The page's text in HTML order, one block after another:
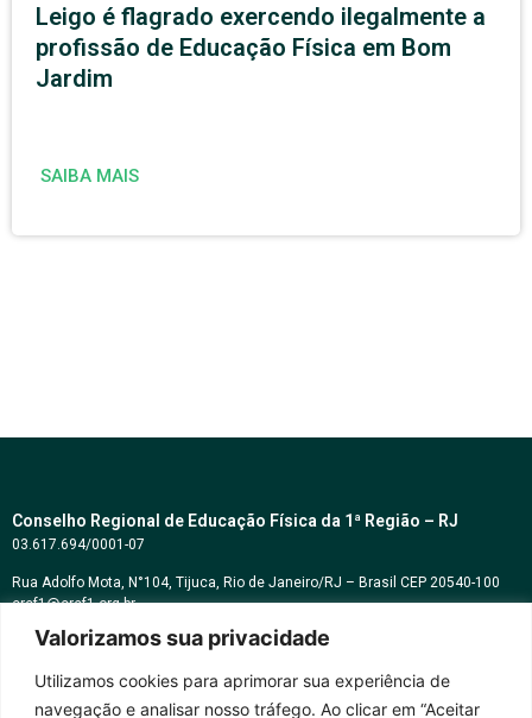
Valorizamos sua privacidade
Utilizamos cookies para aprimorar sua experiência de
navegação e analisar nosso tráfego. Ao clicar em “Aceitar
Leigo é flagrado exercendo ilegalmente a
profissão de Educação Física em Bom
Jardim
SAIBA MAIS
Conselho Regional de Educação Física da 1ª Região – RJ
03.617.694/0001-07
Rua Adolfo Mota, N°104, Tijuca, Rio de Janeiro/RJ – Brasil CEP 20540-100
cref1@cref1.org.br
Assessoria de comunicação: